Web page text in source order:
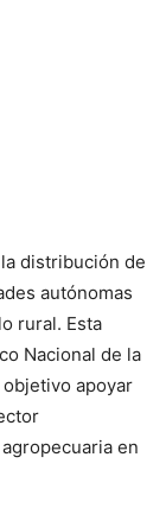
distribución de
autónomas
rural. Esta
Nacional de la
objetivo apoyar
en